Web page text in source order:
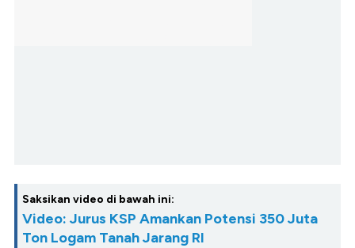
Saksikan video di bawah ini:
Video: Jurus KSP Amankan Potensi 350 Juta
Ton Logam Tanah Jarang RI